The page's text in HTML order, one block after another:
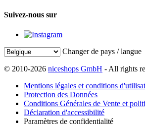
Suivez-nous sur
Changer de pays / langue
© 2010-2026 niceshops GmbH - All rights
Mentions légales et conditions
Protection des Données
Conditions Générales de Vente et
Déclaration d'accessibilité
Paramètres de confidentialité